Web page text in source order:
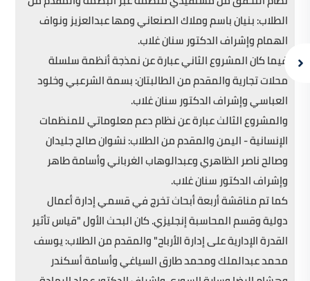
الطلاب: بنيان باسم وملاك الصنعاني ومها عبدالعزيز ونواف
الهمام وإشراف الدكتور سنان غلاب.
فيما كان المشروع الثاني عبارة عن نمذجة أنظمة سلسلة
محلات تجارية والمقدم من الطالبتان: بسمة الشرعبي وخلود
العباسي وإشراف الدكتور سنان غلاب.
والمشروع الثالث عبارة عن نظام دعم معلوماتي للمنظمات
الإنسانية - اليمن والمقدم من الطلاب: نشوان صالح جليدان
وصالح ناصر الظاهري وعبدالوهاب الغرباني وأسامة طاهر
وإشراف الدكتور سنان غلاب.
كما تم مناقشة أربعة أبحاث تخرج في قسمي إدارة أعمال
دولية وقسم المحاسبة إنجليزي. كان البحث الأول "قياس تأثير
القدرة الإدارية على إدارة الأرباح" والمقدم من الطلاب: يوسف
محمد عبدالملك ومحمد طارق السياغي وأسامة أسكندر